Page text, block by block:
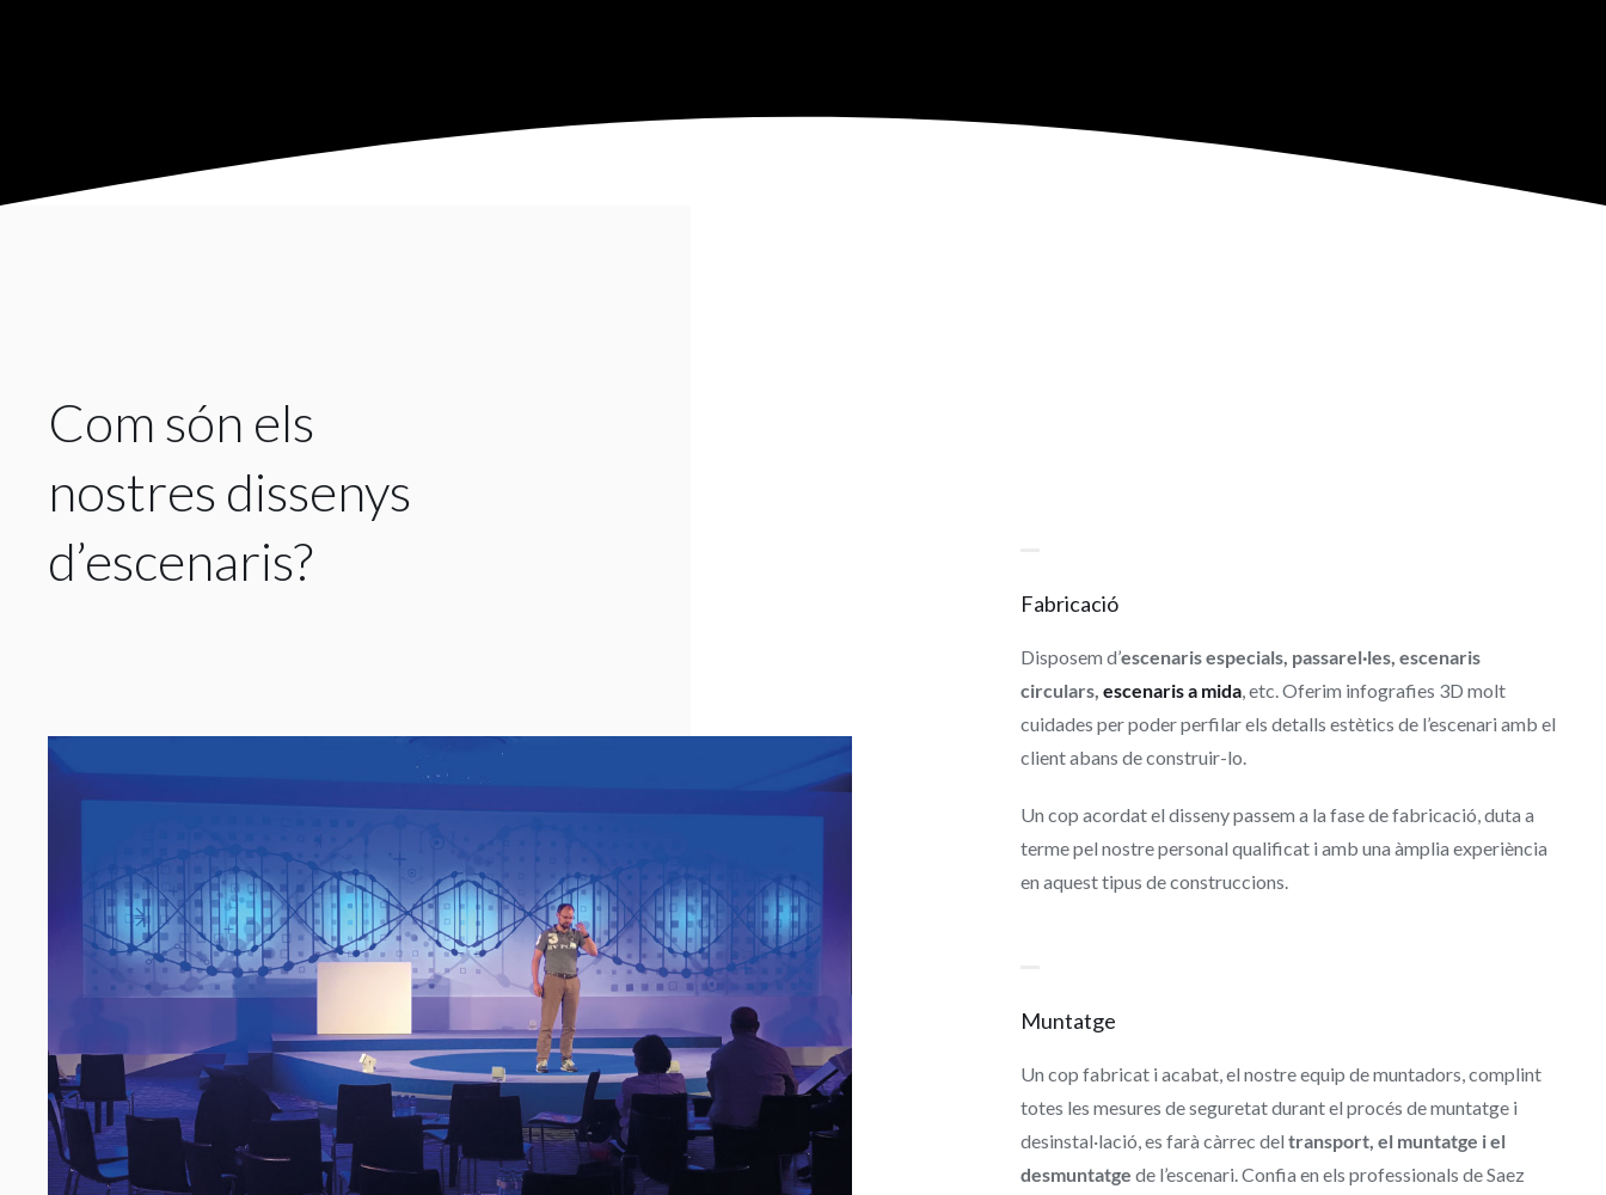
Com són els
nostres dissenys
d’escenaris?
Fabricació
Disposem d’escenaris especials, passarel·les, escenaris
circulars, escenaris a mida, etc. Oferim infografies 3D molt
cuidades per poder perfilar els detalls estètics de l’escenari amb el
client abans de construir-lo.
Un cop acordat el disseny passem a la fase de fabricació, duta a
terme pel nostre personal qualificat i amb una àmplia experiència
en aquest tipus de construccions.
Muntatge
Un cop fabricat i acabat, el nostre equip de muntadors, complint
totes les mesures de seguretat durant el procés de muntatge i
desinstal·lació, es farà càrrec del transport, el muntatge i el
desmuntatge de l’escenari. Confia en els professionals de Saez